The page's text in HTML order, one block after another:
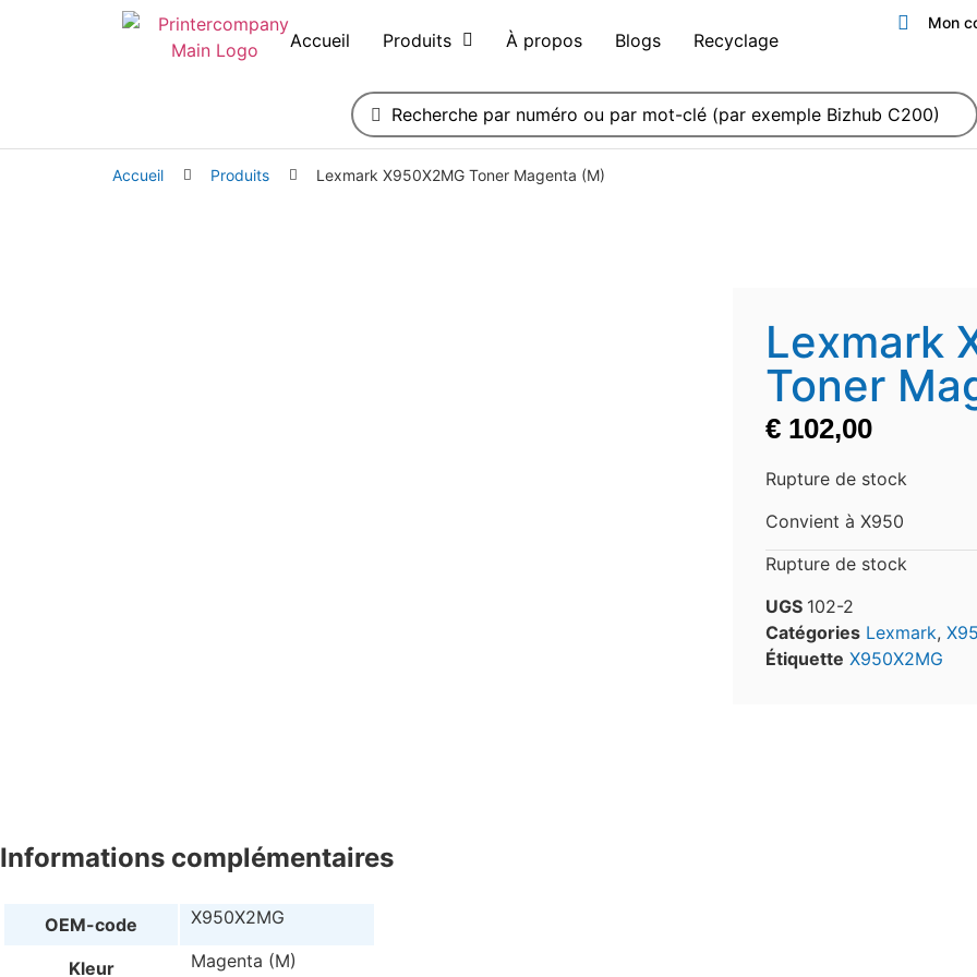
Accueil Produits À propos Blogs Recyclage
Mon
Accueil Produits Lexmark X950X2MG Toner Magenta (M)
Lexmark
Toner
€ 102,00
Rupture de stock
Convient à X950
Rupture de stock
UGS 102-2
Catégories Lexmark,
Étiquette X950X2MG
Informations complémentaires
OEM-code X950X2MG
Kleur Magenta (M)